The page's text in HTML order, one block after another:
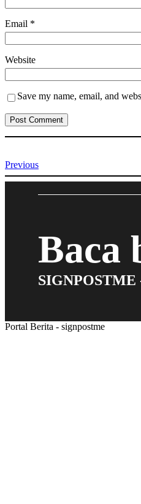
Email *
Website
Save my name, email, and
Previous
Baca
Portal Berita - signpostme